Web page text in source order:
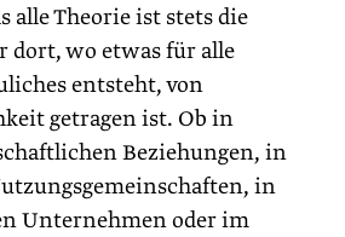
alle Theorie ist stets die
dort, wo etwas für alle
entsteht, von
getragen ist. Ob in
Beziehungen, in
in
Unternehmen oder im